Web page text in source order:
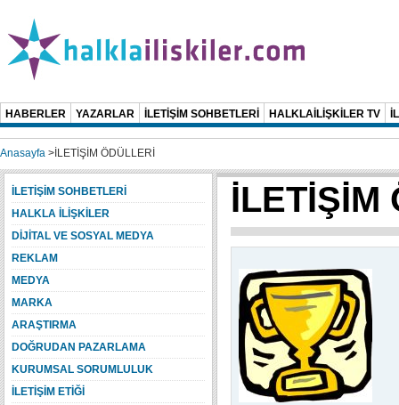
HABERLER YAZARLAR İLETİŞİM SOHBETLERİ HALKLAİLİŞKİLER TV
Anasayfa > İLETİŞİM ÖDÜLLERİ
İLETİŞİM
İLETİŞİM SOHBETLERİ
HALKLA İLİŞKİLER
DİJİTAL VE SOSYAL MEDYA
REKLAM
MEDYA
MARKA
ARAŞTIRMA
DOĞRUDAN PAZARLAMA
KURUMSAL SORUMLULUK
İLETİŞİM ETİĞİ